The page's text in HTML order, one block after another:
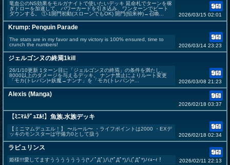
竜血公のNS効果をモルガナイトで使いたいデッキ 延命札でターンを稼
ぎドローを加速して、パワーカードを引き込み、ワンターンでビート
ダウンする。 ①-1開門初動(スローンでもOK) 開門(招来神)→召喚...
2026/03/15 02:01
Krump: Penguin Parade
The stats are in my favor and my victory is 100% ensured, time to
crunch the numbers!
2026/03/14 23:23
ジェルゴンヌの終焉1kill
26/1/10更新 1ターン目に「ジェルゴンヌの終焉」の条件を満たし、
8000以上のダメージを与えるデッキ。 ナンナ禁止によりルート変更
「モカ(トレパン)+妖魔→ナンナ」を「モカ(トレパン)+...
2026/03/08 21:23
Alexis (Manga)
2026/02/18 03:37
【ﾐﾆﾏﾑﾃﾞｭｴﾙ!】魚族.水族デッキ
【ミニマムデュエル！】 〜ルール〜 ・ライフポイントは2000 ・EXデ
ッキのモンスターは守備力0として扱う
2026/02/18 02:34
ラビュリンス
姫様!!!愛してますううううううう(*ノﾟДﾟ)八(*ﾟДﾟ*)八(ﾟДﾟ*)ﾉｨｪｰｨ！ 2026/02/11 22:13